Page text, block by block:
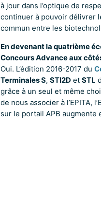
à jour dans l’optique de
continuer à pouvoir délivrer
commun entre les
En devenant la quatrième
Concours Advance aux
Oui. L’édition 2016-2017 du
Terminales S, STI2Det STL
grâce à un seul et même
de nous associer à l’EPITA,
sur le portail APB augmente